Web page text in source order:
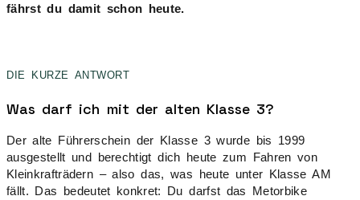
fährst du damit schon heute.
DIE KURZE ANTWORT
Was darf ich mit der alten Klasse 3?
Der alte Führerschein der Klasse 3 wurde bis 1999
ausgestellt und berechtigt dich heute zum Fahren von
Kleinkrafträdern – also das, was heute unter Klasse AM
fällt. Das bedeutet konkret: Du darfst das Metorbike